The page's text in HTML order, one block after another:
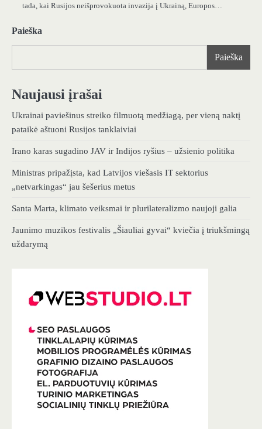
tada, kai Rusijos neišprovokuota invazija į Ukrainą, Europos…
Paieška
Paieška
Naujausi įrašai
Ukrainai paviešinus streiko filmuotą medžiagą, per vieną naktį
pataikė aštuoni Rusijos tanklaiviai
Irano karas sugadino JAV ir Indijos ryšius – užsienio politika
Ministras pripažįsta, kad Latvijos viešasis IT sektorius
„netvarkingas“ jau šešerius metus
Santa Marta, klimato veiksmai ir plurilateralizmo naujoji galia
Jaunimo muzikos festivalis „Šiauliai gyvai“ kviečia į triukšmingą
uždarymą